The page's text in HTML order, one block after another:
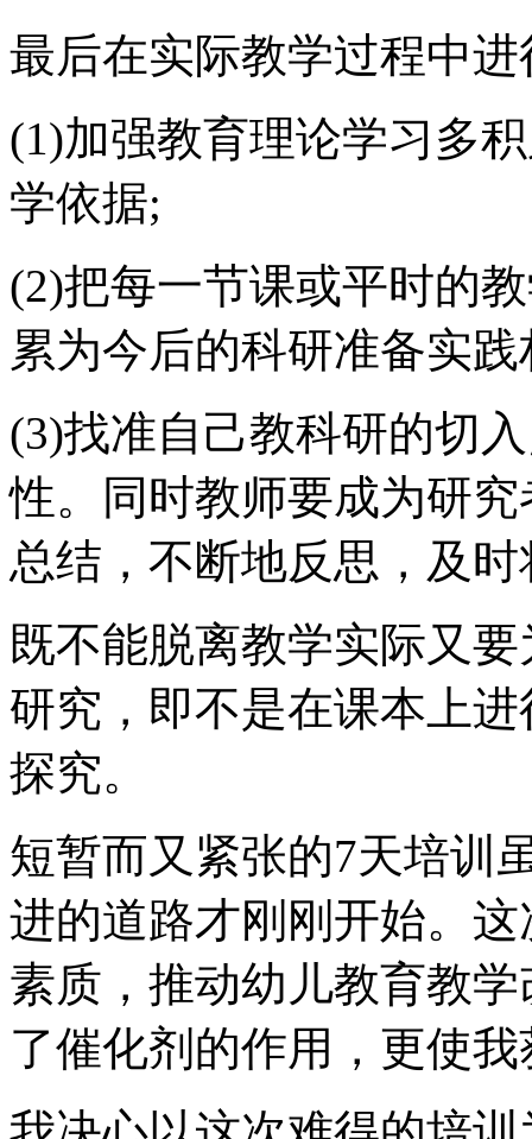
最后在实际教学过程中
(1)加强教育理论学习多
学依据;
(2)把每一节课或平时的
累为今后的科研准备实践
(3)找准自己教科研的切
性。同时教师要成为研
总结，不断地反思，及
既不能脱离教学实际又
研究，即不是在课本上
探究。
短暂而又紧张的7天培训
进的道路才刚刚开始。
素质，推动幼儿教育教
了催化剂的作用，更使